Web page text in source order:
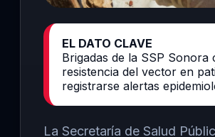
EL DATO CLAVE
Brigadas de la SSP
resistencia del vector en
registrarse alertas
La Secretaría de Salud